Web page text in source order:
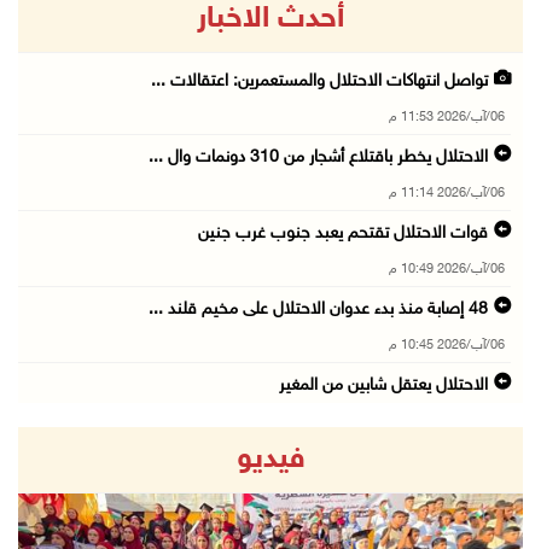
أحدث الاخبار
تواصل انتهاكات الاحتلال والمستعمرين: اعتقالات ...
06/آب/2026 11:53 م
الاحتلال يخطر باقتلاع أشجار من 310 دونمات وال ...
06/آب/2026 11:14 م
قوات الاحتلال تقتحم يعبد جنوب غرب جنين
06/آب/2026 10:49 م
48 إصابة منذ بدء عدوان الاحتلال على مخيم قلند ...
06/آب/2026 10:45 م
الاحتلال يعتقل شابين من المغير
وزير الداخلية يبحث مع مكافحة المخدرات الدولي ...
06/آب/2026 10:01 م
رئيس بلدية الخليل يطلع وفدا أميركيا على تطورا ...
فيديو